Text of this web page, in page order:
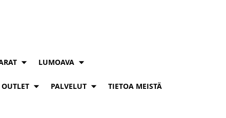
LUMOAVA
OUTLET PALVELUT TIETOA MEISTÄ